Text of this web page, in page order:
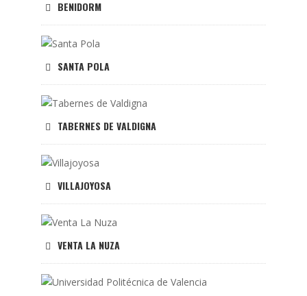
BENIDORM
SANTA POLA
TABERNES DE VALDIGNA
VILLAJOYOSA
VENTA LA NUZA